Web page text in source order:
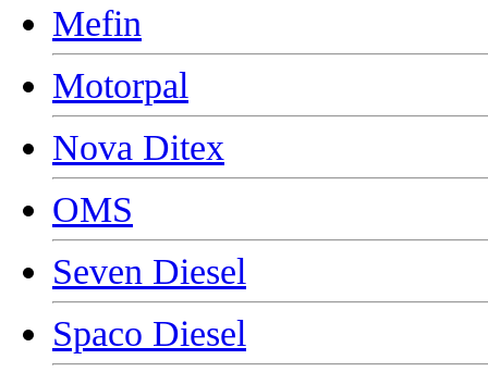
Mefin
Motorpal
Nova Ditex
OMS
Seven Diesel
Spaco Diesel